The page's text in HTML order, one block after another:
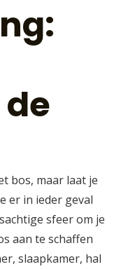
bos, maar laat je
er in ieder geval
sfeer om je
aan te schaffen
slaapkamer, hal